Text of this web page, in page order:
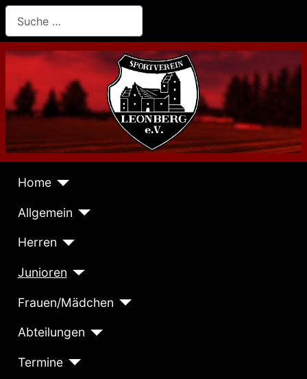
Home
Allgemein
Herren
Junioren
Frauen/Mädchen
Abteilungen
Termine